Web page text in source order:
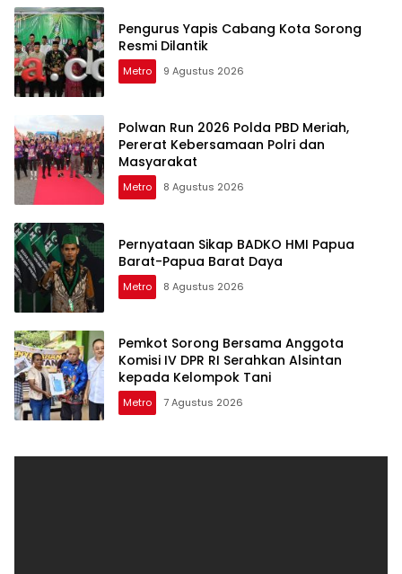
Pengurus Yapis Cabang Kota Sorong
Resmi Dilantik
Metro 9 Agustus 2026
Polwan Run 2026 Polda PBD Meriah,
Pererat Kebersamaan Polri dan
Masyarakat
Metro 8 Agustus 2026
Pernyataan Sikap BADKO HMI Papua
Barat-Papua Barat Daya
Metro 8 Agustus 2026
Pemkot Sorong Bersama Anggota
Komisi IV DPR RI Serahkan Alsintan
kepada Kelompok Tani
Metro 7 Agustus 2026